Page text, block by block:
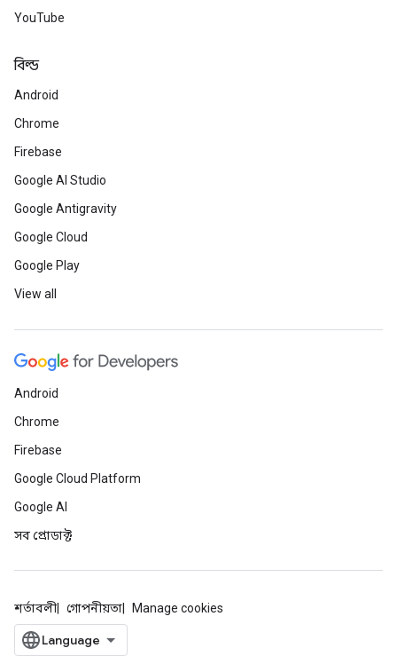
YouTube
বিল্ড
Android
Chrome
Firebase
Google AI Studio
Google Antigravity
Google Cloud
Google Play
View all
Android
Chrome
Firebase
Google Cloud Platform
Google AI
সব প্রোডাক্ট
শর্তাবলী গোপনীয়তা Manage cookies